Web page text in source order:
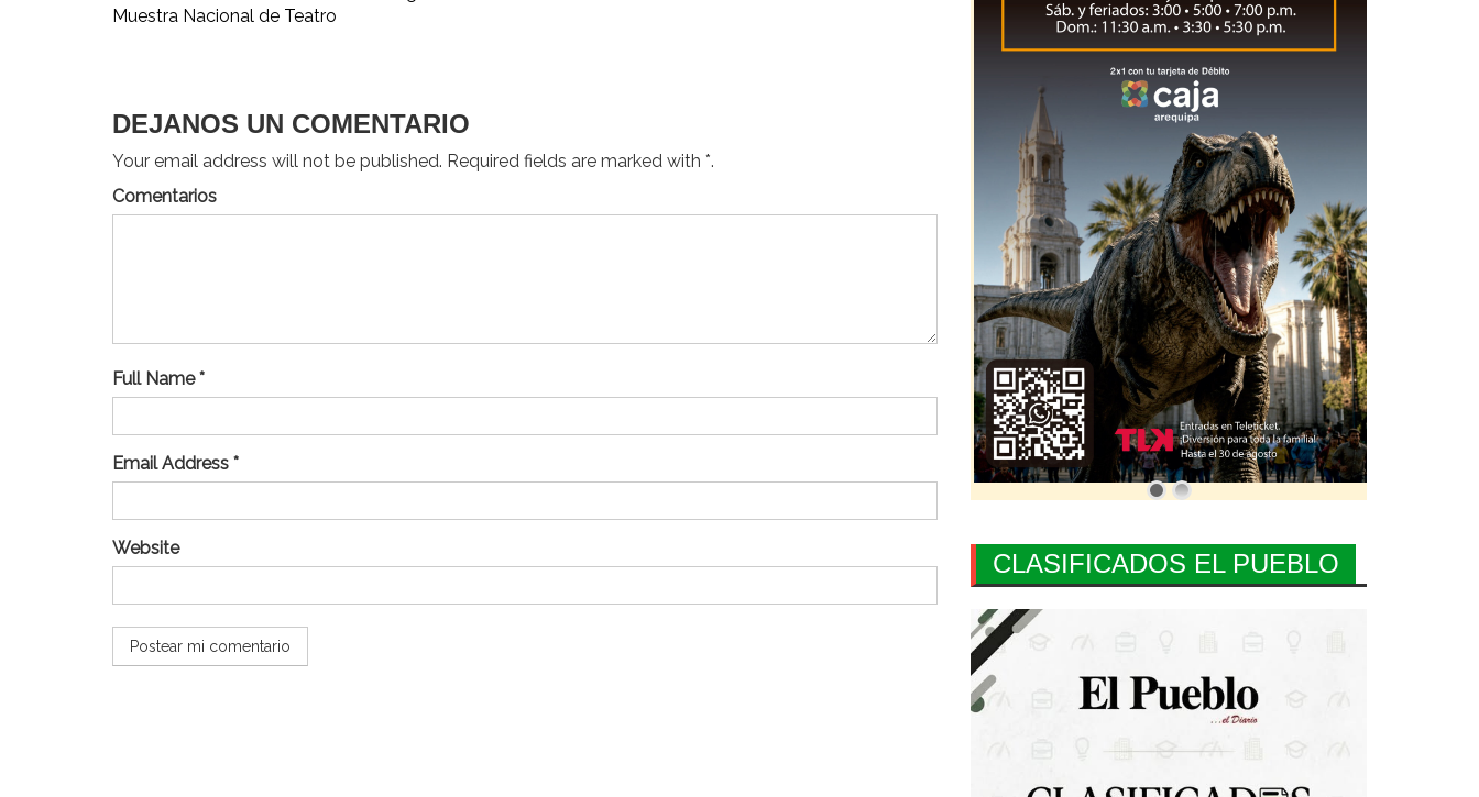
de
Muestra Nacional de Teatro
DEJANOS UN COMENTARIO
Your email address will not be published. Required fields are marked with *.
Comentarios
Full Name *
Email Address *
Website
CLASIFICADOS EL PUEBLO